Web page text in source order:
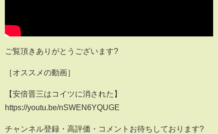
ご覧頂きありがとうございます?
［オススメの動画］
【安倍晋三はコイツに消された】
https://youtu.be/nSWEN6YQUGE
チャンネル登録・高評価・コメントお待ちしております?